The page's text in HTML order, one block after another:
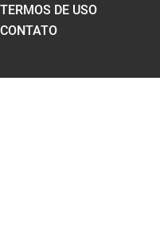
TERMOS DE USO
CONTATO